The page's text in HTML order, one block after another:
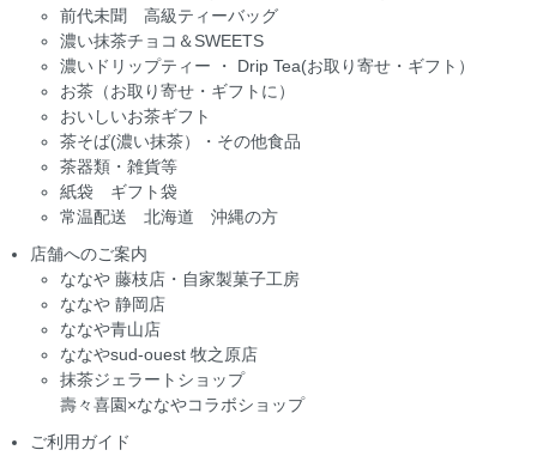
前代未聞 高級ティーバッグ
濃い抹茶チョコ＆SWEETS
濃いドリップティー ・ Drip Tea(お取り寄せ・ギフト）
お茶（お取り寄せ・ギフトに）
おいしいお茶ギフト
茶そば(濃い抹茶）・その他食品
茶器類・雑貨等
紙袋 ギフト袋
常温配送 北海道 沖縄の方
店舗へのご案内
ななや 藤枝店・自家製菓子工房
ななや 静岡店
ななや青山店
ななやsud-ouest 牧之原店
抹茶ジェラートショップ
壽々喜園×ななやコラボショップ
ご利用ガイド